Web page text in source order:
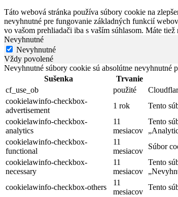
Táto webová stránka používa súbory cookie na
nevyhnutné pre fungovanie základných funkcií
vo vašom prehliadači iba s vaším súhlasom. Máte
Nevyhnutné
Nevyhnutné
Vždy povolené
Nevyhnutné súbory cookie sú absolútne nevyhnutné
Sušenka
Trvanie
cf_use_ob
použité
cookielawinfo-checkbox-
advertisement
1 rok
Tento
cookielawinfo-checkbox-
analytics
11
mesiacov
Tento
cookielawinfo-checkbox-
functional
11
mesiacov
Súbor
cookielawinfo-checkbox-
necessary
11
mesiacov
Tento
cookielawinfo-checkbox-others
11
mesiacov
Tento